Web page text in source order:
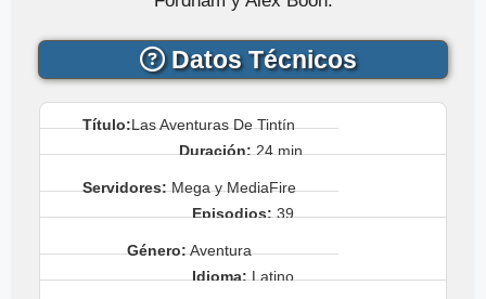
Datos Técnicos
Título:Las Aventuras De Tintín
Duración:24 min.
Servidores:Mega y MediaFire
Episodios:39
Género:Aventura
Idioma:Latino